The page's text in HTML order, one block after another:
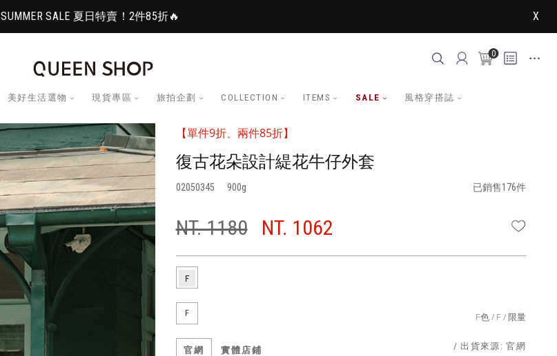
SUMMER SALE 夏日特賣！2件85折🔥 X
0
美好生活選物 現貨專區 旅拍企劃 COLLECTION ITEMS SALE 風格穿搭誌
【單件9折、兩件85折】
復古花朵設計緹花牛仔外套
02050345 900 已銷售176件
NT. 1180 NT. 1062
F F色 F 限量
官網 實體店鋪 / 出貨來源:官網